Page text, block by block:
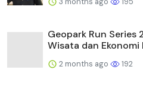
Geopark Run
Wisata dan Ekonomi
2 months ago 192